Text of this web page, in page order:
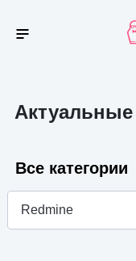
Все категории